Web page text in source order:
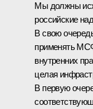
Мы должны
российские
В свою
применять
внутренних
целая
В первую